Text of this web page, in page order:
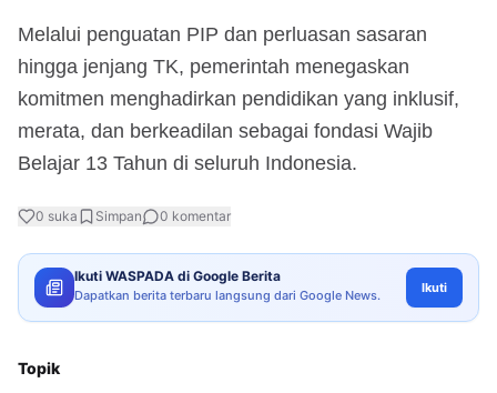
Melalui penguatan PIP dan perluasan sasaran
hingga jenjang TK, pemerintah menegaskan
komitmen menghadirkan pendidikan yang inklusif,
merata, dan berkeadilan sebagai fondasi Wajib
Belajar 13 Tahun di seluruh Indonesia.
0 suka Simpan 0 komentar
Ikuti WASPADA di Google Berita
Dapatkan berita terbaru langsung dari Google News. Ikuti
Topik